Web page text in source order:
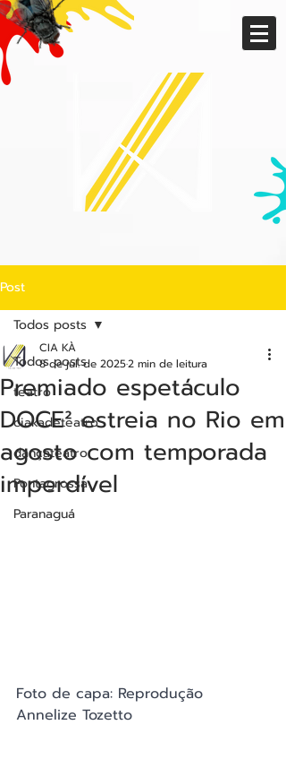
Post
Todos posts
teatro
ciakadeteatro
dançateatro
Pontagrossa
Paranaguá
Todos posts
Premiado espetáculo
DOCE² estreia no Rio em
agosto com temporada
imperdível
CIA KÀ
8 de jul. de 20252 min de leitura
Foto de capa: Reprodução
Annelize Tozetto